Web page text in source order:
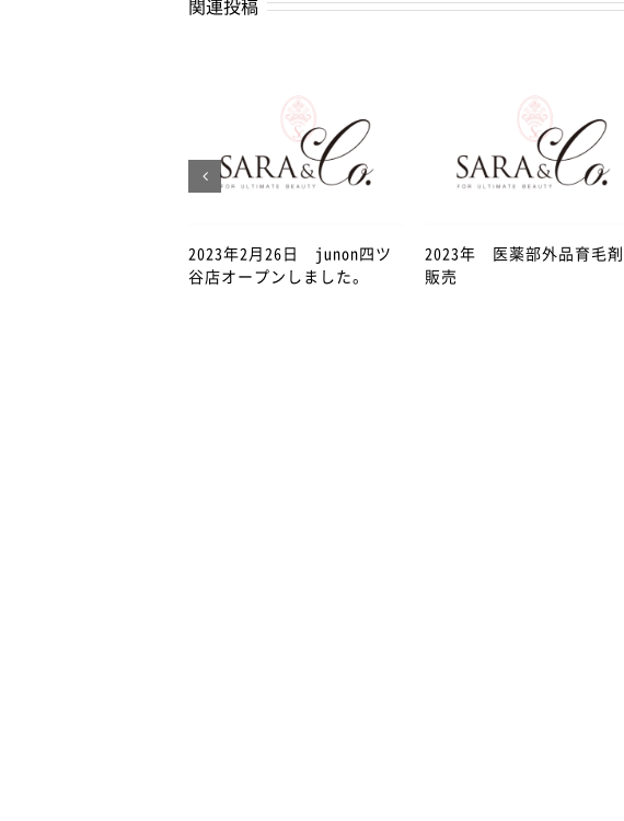
関連投稿
2023年2月26日 junon四ツ
谷店オープンしました。
2023年 医薬部外品育毛剤
販売